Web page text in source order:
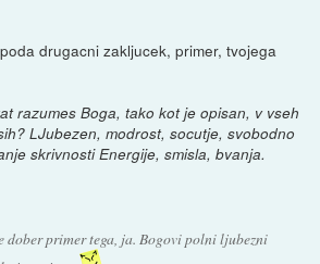
drugacni zakljucek, primer, tvojega
razumes Boga, tako kot je opisan, v vseh
LJubezen, modrost, socutje, svobodno
skrivnosti Energije, smisla, bvanja.
dober primer tega, ja. Bogovi polni ljubezni